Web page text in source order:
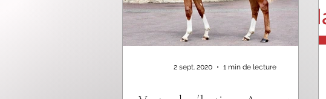
2 sept. 2020 1 min de lecture